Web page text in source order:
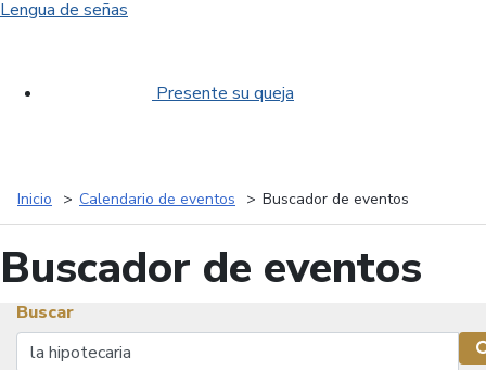
Lengua de señas
Presente su queja
Inicio Calendario de eventos Buscador de eventos
Buscador de eventos
Buscar
Buscar